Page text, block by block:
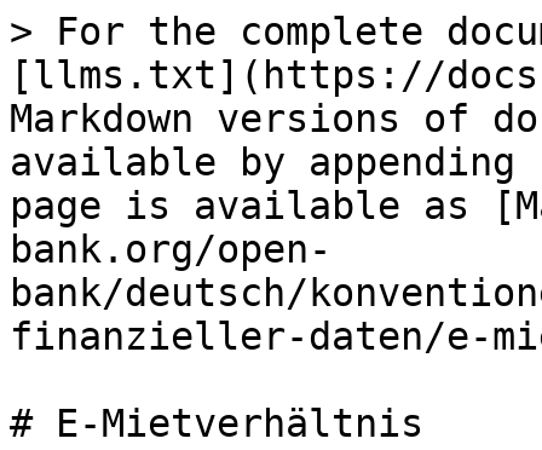
> For the complete
[llms.txt](https://
Markdown versions of
available by
page is available as
bank.org/open-
bank/deutsch/
finanzieller-daten/e-
# E-Mietverhältnis